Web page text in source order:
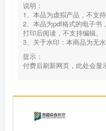
说明：
1、本品为虚拟产品，不支
2、本品为pdf格式的电子书
打印后阅读，不支持编辑。
3、关于水印：本商品为无
提示：
付费后刷新网页，此处会显